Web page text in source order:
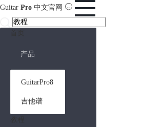
Guitar Pro 中文官网
产品
GuitarPro8
吉他谱